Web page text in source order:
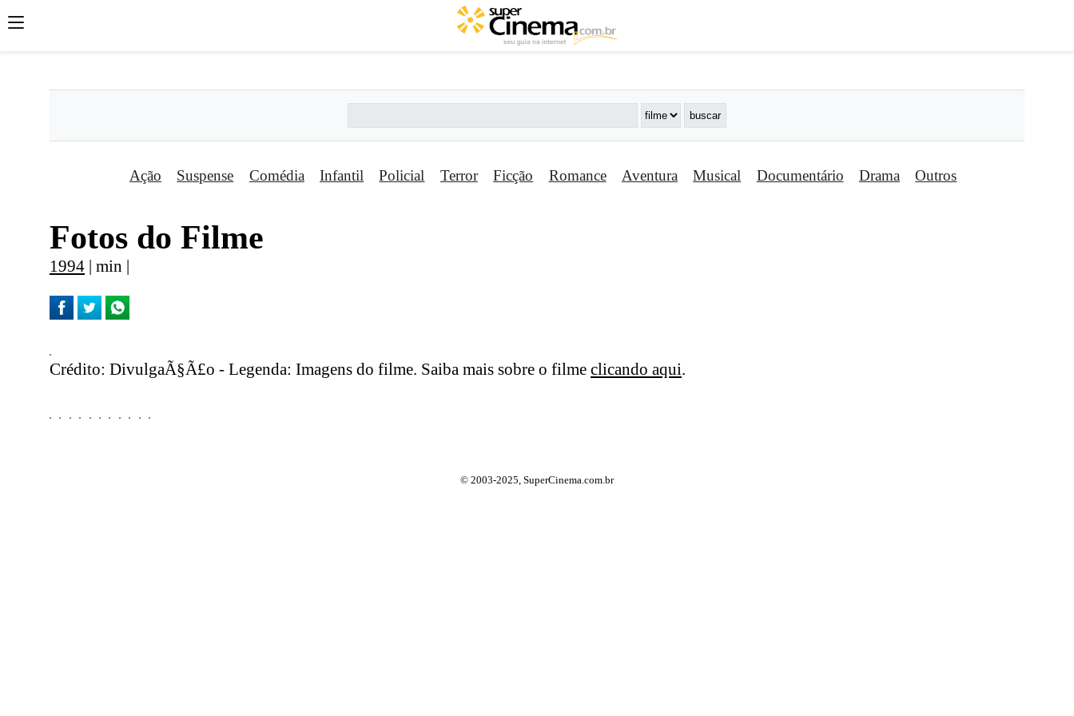
';';
Ação Suspense Comédia Infantil Policial Terror Ficção Romance Aventura Musical Documentário Drama Outros
Fotos do Filme
1994 | min |
Crédito: DivulgaÃ§Ã£o - Legenda: Imagens do filme. Saiba mais sobre o filme clicando aqui.
© 2003-2025, SuperCinema.com.br